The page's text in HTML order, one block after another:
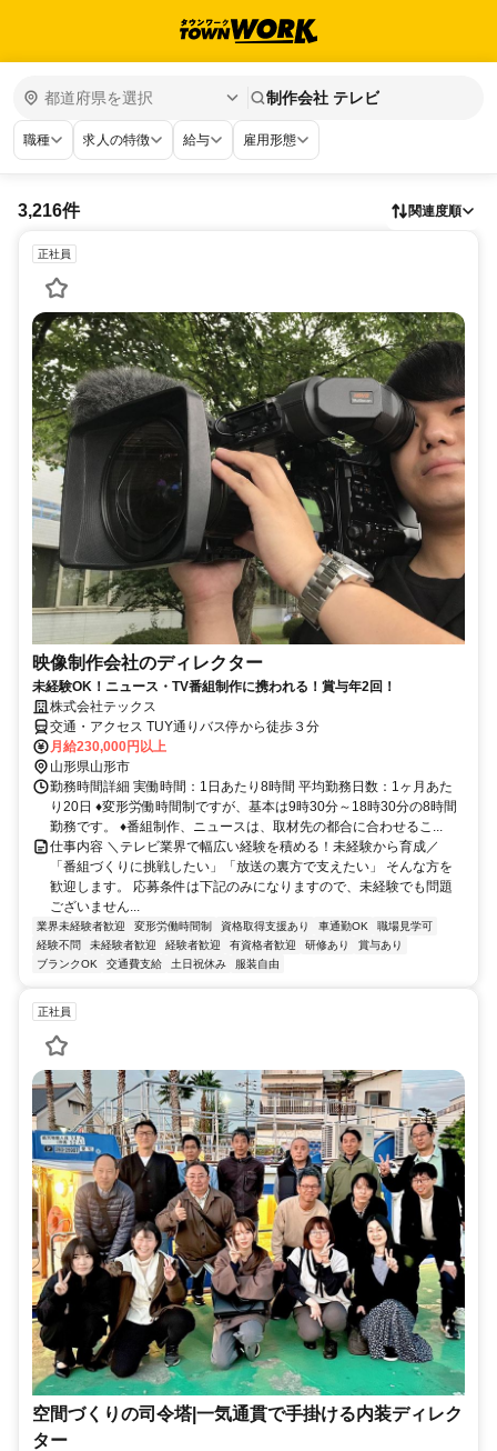
制作会社 テレビ
職種 求人の特徴 給与 雇用形態
3,216件 関連度順
正社員
映像制作会社のディレクター
未経験OK！ニュース・TV番組制作に携われる！賞与年2回！
株式会社テックス
交通・アクセス TUY通りバス停から徒歩３分
月給230,000円以上
山形県山形市
勤務時間詳細 実働時間：1日あたり8時間 平均勤務日数：1ヶ月あた
り20日 ♦変形労働時間制ですが、基本は9時30分～18時30分の8時間
勤務です。 ♦番組制作、ニュースは、取材先の都合に合わせるこ...
仕事内容 ＼テレビ業界で幅広い経験を積める！未経験から育成／
「番組づくりに挑戦したい」「放送の裏方で支えたい」 そんな方を
歓迎します。 応募条件は下記のみになりますので、未経験でも問題
ございません...
業界未経験者歓迎 変形労働時間制 資格取得支援あり 車通勤OK
職場見学可
経験不問
未経験者歓迎 経験者歓迎 有資格者歓迎 研修あり
賞与あり
ブランクOK
交通費支給 土日祝休み 服装自由
正社員
空間づくりの司令塔|一気通貫で手掛ける内装ディレク
ター